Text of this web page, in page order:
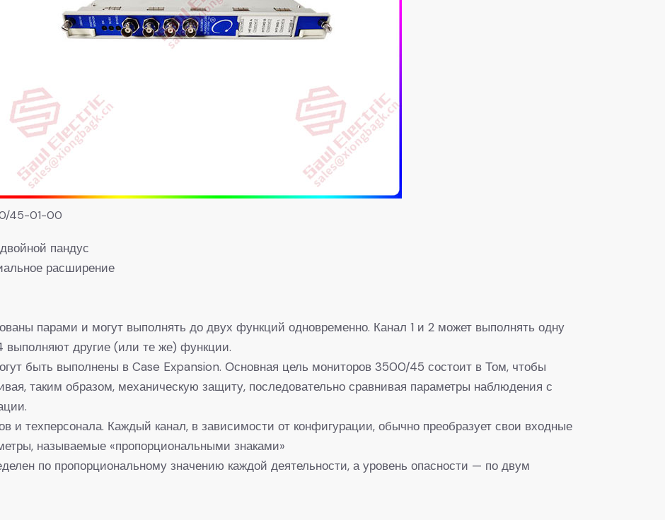
45-01-00
пандус
расширение
парами и могут выполнять до двух функций одновременно. Канал 1 и 2 может выполнять одну
выполняют другие (или те же) функции.
быть выполнены в Case Expansion. Основная цель мониторов 3500/45 состоит в Том, чтобы
таким образом, механическую защиту, последовательно сравнивая параметры наблюдения с
и техперсонала. Каждый канал, в зависимости от конфигурации, обычно преобразует свои входные
называемые «пропорциональными знаками»
по пропорциональному значению каждой деятельности, а уровень опасности — по двум